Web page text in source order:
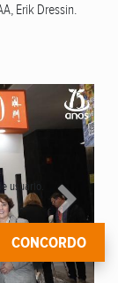
Erik Dressin.
usuário.
CONCORDO